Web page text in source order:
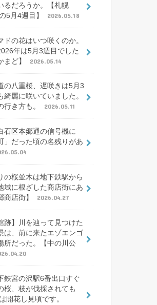
るだろうか。【札幌
5月4週目】
2026.05.18
ドの花はいつ咲くのか。
年は5月3週目でした
まど】
2026.05.14
の八重桜、遅咲きは5月3
綺麗に咲いていました。
行き方も。
2026.05.11
石区本郷通の信号機に
」だった頃の名残りがあ
の桜並木は地下鉄駅から
域に根ざした商店街にあ
商店街】
2026.04.27
跡】川を辿って見つけた
は、前に来たエゾエンゴ
所だった。【中の川公
鉄宮の沢駅6番出口すぐ
桜、枝が伐採されても
開花し見頃です。